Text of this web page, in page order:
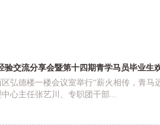
验交流分享会暨第十四期青学马员毕业生
区弘德楼一楼会议室举行“薪火相传，青
心主任张艺川、专职团干部...